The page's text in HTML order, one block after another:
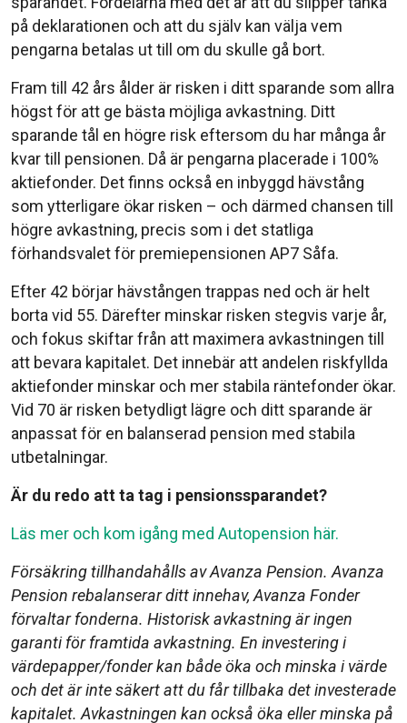
på deklarationen och att du själv kan välja vem
pengarna betalas ut till om du skulle gå bort.
Fram till 42 års ålder är risken i ditt sparande som allra
högst för att ge bästa möjliga avkastning. Ditt
sparande tål en högre risk eftersom du har många år
kvar till pensionen. Då är pengarna placerade i 100%
aktiefonder. Det finns också en inbyggd hävstång
som ytterligare ökar risken – och därmed chansen till
högre avkastning, precis som i det statliga
förhandsvalet för premiepensionen AP7 Såfa.
Efter 42 börjar hävstången trappas ned och är helt
borta vid 55. Därefter minskar risken stegvis varje år,
och fokus skiftar från att maximera avkastningen till
att bevara kapitalet. Det innebär att andelen riskfyllda
aktiefonder minskar och mer stabila räntefonder ökar.
Vid 70 är risken betydligt lägre och ditt sparande är
anpassat för en balanserad pension med stabila
utbetalningar.
Är du redo att ta tag i pensionssparandet?
Läs mer och kom igång med Autopension här.
Försäkring tillhandahålls av Avanza Pension. Avanza
Pension rebalanserar ditt innehav, Avanza Fonder
förvaltar fonderna. Historisk avkastning är ingen
garanti för framtida avkastning. En investering i
värdepapper/fonder kan både öka och minska i värde
och det är inte säkert att du får tillbaka det investerade
kapitalet. Avkastningen kan också öka eller minska på